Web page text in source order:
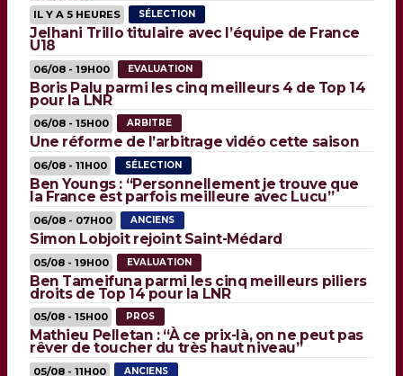
IL Y A 5 HEURES SÉLECTION
Jelhani Trillo titulaire avec l’équipe de France
U18
06/08 - 19H00 EVALUATION
Boris Palu parmi les cinq meilleurs 4 de Top 14
pour la LNR
06/08 - 15H00 ARBITRE
Une réforme de l’arbitrage vidéo cette saison
06/08 - 11H00 SÉLECTION
Ben Youngs : “Personnellement je trouve que
la France est parfois meilleure avec Lucu”
06/08 - 07H00 ANCIENS
Simon Lobjoit rejoint Saint-Médard
05/08 - 19H00 EVALUATION
Ben Tameifuna parmi les cinq meilleurs piliers
droits de Top 14 pour la LNR
05/08 - 15H00 PROS
Mathieu Pelletan : “À ce prix-là, on ne peut pas
rêver de toucher du très haut niveau”
05/08 - 11H00 ANCIENS